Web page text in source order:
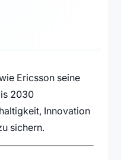
Ericsson seine
2030
Innovation
sichern.